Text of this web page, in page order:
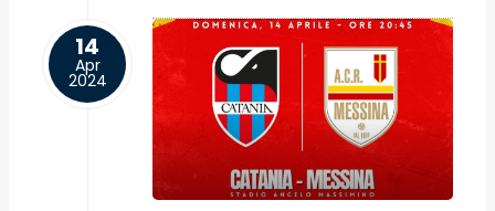
14
Apr
2024